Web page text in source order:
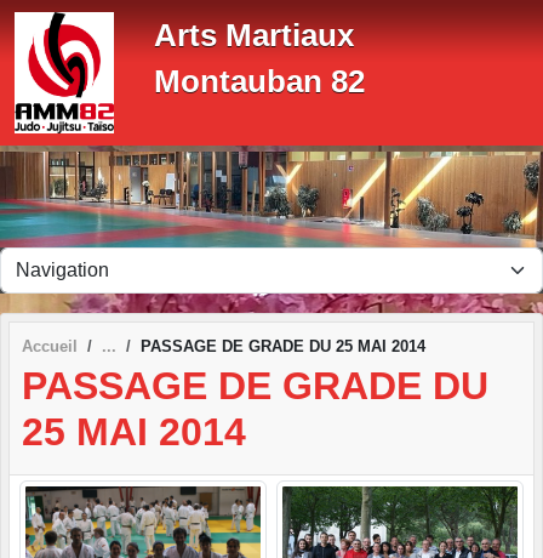
Arts Martiaux
Montauban 82
Accueil PASSAGE DE GRADE DU 25 MAI 2014
PASSAGE DE GRADE DU
25 MAI 2014
Panneau de gestion des cookies